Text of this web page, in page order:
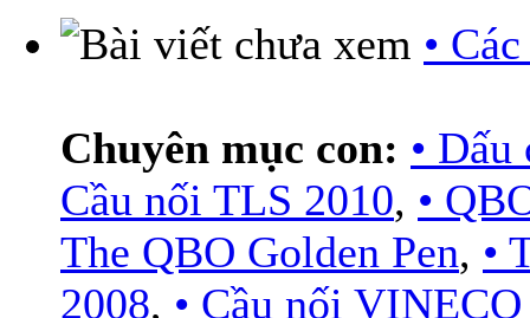
•
Chuyên mục con: •
Cầu nối TLS 2010, •
The QBO Golden Pen, •
2008, • Cầu nối